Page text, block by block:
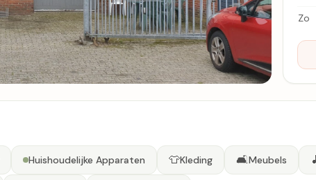
Zo
Huishoudelijke Apparaten 👕Kleding 🛋️Meubels